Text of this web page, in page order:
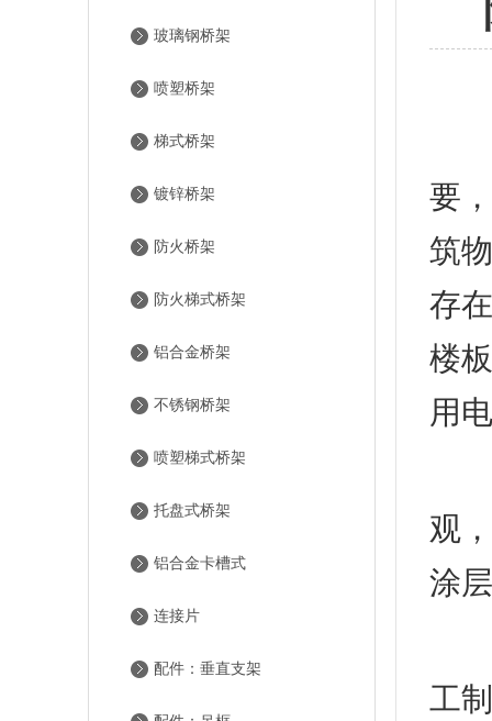
玻璃钢桥架
喷塑桥架
梯式桥架
镀锌桥架
防火桥架
防火梯式桥架
铝合金桥架
不锈钢桥架
喷塑梯式桥架
托盘式桥架
铝合金卡槽式
连接片
配件：垂直支架
要
筑
存
楼
用
观
涂
工